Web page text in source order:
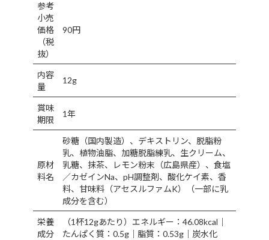
参考
小売
価格
（税
抜）
90円
内容
量
12g
賞味
期限
1年
原材
料名
砂糖（国内製造）、デキストリン、脱脂粉
乳、植物油脂、加糖脱脂練乳、生クリーム、
乳糖、抹茶、レモン粉末（広島県産）、食塩
／カゼインNa、pH調整剤、酸化ケイ素、香
料、甘味料（アセスルファムK）（一部に乳
成分を含む）
栄養
成分
（1杯12gあたり）エネルギー：46.08kcal｜
たんぱく質：0.5g｜脂質：0.53g｜炭水化